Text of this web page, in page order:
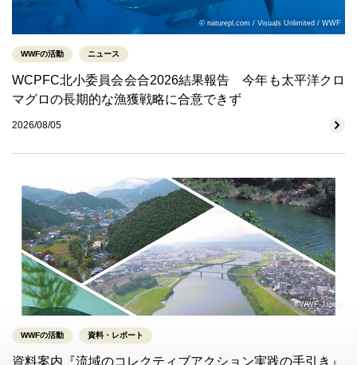
© naturepl.com / Visuals Unlimited / WWF
WWFの活動 ニュース
WCPFC北小委員会会合2026結果報告 今年も太平洋クロ
マグロの長期的な漁獲戦略に合意できず
2026/08/05
©WWF-Japan
WWFの活動 資料・レポート
資料案内『流域のコレクティブアクション実践の手引き』